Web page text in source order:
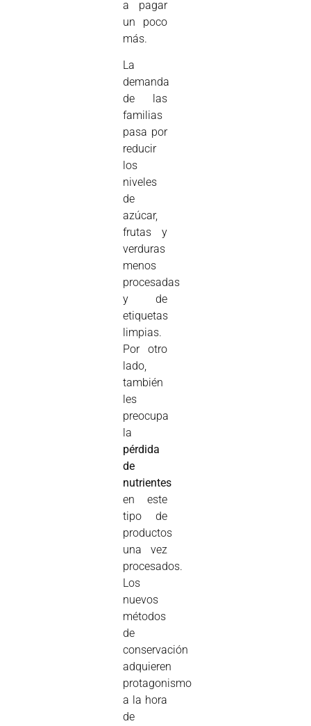
a pagar
un poco
más.
La
demanda
de las
familias
pasa por
reducir
los
niveles
de
azúcar,
frutas y
verduras
menos
procesadas
y de
etiquetas
limpias.
Por otro
lado,
también
les
preocupa
la
pérdida
de
nutrientes
en este
tipo de
productos
una vez
procesados.
Los
nuevos
métodos
de
conservación
adquieren
protagonismo
a la hora
de